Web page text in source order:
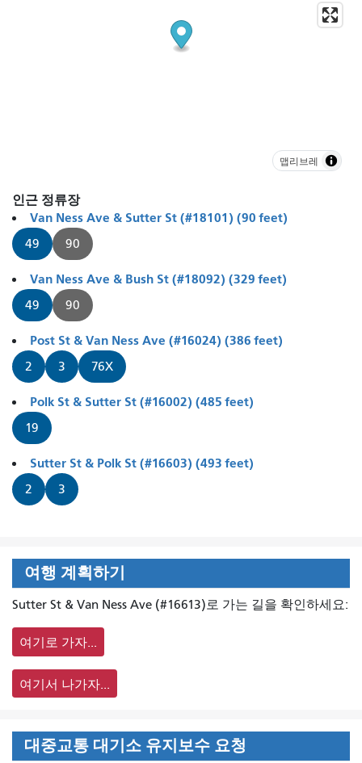
맵리브레
인근 정류장
Van Ness Ave & Sutter St (#18101) (90 feet)
49 90
Van Ness Ave & Bush St (#18092) (329 feet)
49 90
Post St & Van Ness Ave (#16024) (386 feet)
2 3 76X
Polk St & Sutter St (#16002) (485 feet)
19
Sutter St & Polk St (#16603) (493 feet)
2 3
여행 계획하기
Sutter St & Van Ness Ave (#16613)로 가는 길을 확인하세요:
여기로 가자...
여기서 나가자...
대중교통 대기소 유지보수 요청